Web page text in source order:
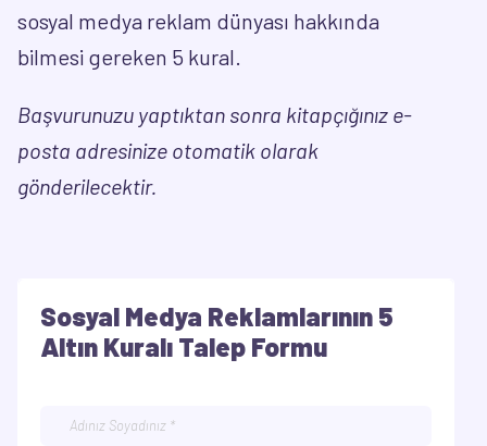
sosyal medya reklam dünyası hakkında
bilmesi gereken 5 kural.
Başvurunuzu yaptıktan sonra kitapçığınız e-
posta adresinize otomatik olarak
gönderilecektir.
Sosyal Medya Reklamlarının 5
Altın Kuralı Talep Formu